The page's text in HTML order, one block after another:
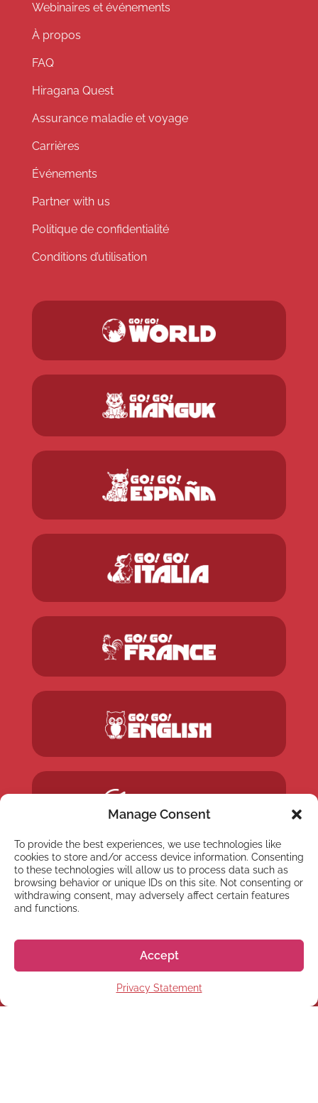
Manage Consent
To provide the best experiences, we use technologies like
cookies to store and/or access device information. Consenting
to these technologies will allow us to process data such as
browsing behavior or unique IDs on this site. Not consenting or
withdrawing consent, may adversely affect certain features
and functions.
Accept
Privacy Statement
Webinaires et événements
À propos
FAQ
Hiragana Quest
Assurance maladie et voyage
Carrières
Événements
Partner with us
Politique de confidentialité
Conditions d’utilisation
NEWSLETTER